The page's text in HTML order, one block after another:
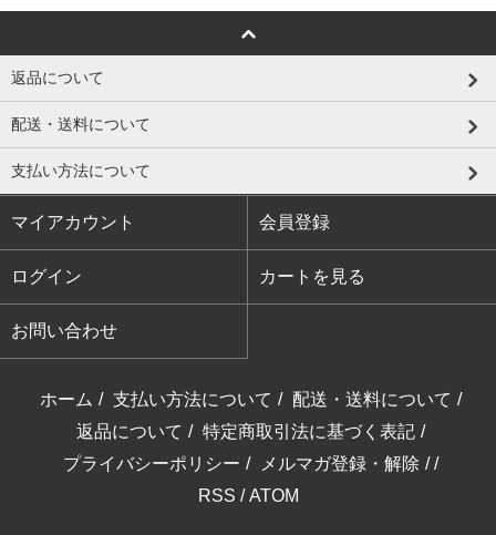
返品について
配送・送料について
支払い方法について
マイアカウント 会員登録
ログイン カートを見る
お問い合わせ
ホーム / 支払い方法について / 配送・送料について /
返品について / 特定商取引法に基づく表記 /
プライバシーポリシー / メルマガ登録・解除 / /
RSS /ATOM